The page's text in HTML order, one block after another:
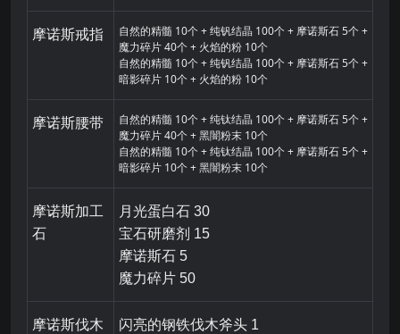
摩诺斯戒指
自然的精髓 10个 + 纯钒结晶 100个 + 摩诺斯石 5个 +
魔力碎片 40个 + 火焰的粉 10个
自然的精髓 10个 + 纯钒结晶 100个 + 摩诺斯石 5个 +
暗影碎片 10个 + 火焰的粉 10个
摩诺斯腰带
自然的精髓 10个 + 纯钛结晶 100个 + 摩诺斯石 5个 +
魔力碎片 40个 + 黑闇粉末 10个
自然的精髓 10个 + 纯钛结晶 100个 + 摩诺斯石 5个 +
暗影碎片 10个 + 黑闇粉末 10个
摩诺斯加工
石
月光蛋白石 30
宝石研磨剂 15
摩诺斯石 5
魔力碎片 50
摩诺斯伐木
闪亮的钢铁伐木斧头 1